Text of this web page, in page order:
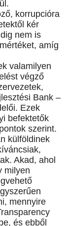
korrupcióra
kér
nem is
amíg
valamilyen
végző
Bank –
Ezek
befektetők
szerint.
külföldinek
Akad, ahol
milyen
mennyire
és ebből